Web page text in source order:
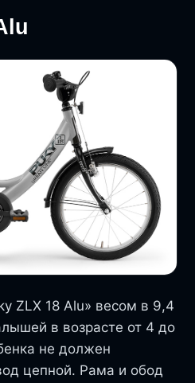
ZLX 18 Alu» весом в 9,4
в возрасте от 4 до
не должен
цепной. Рама и обод